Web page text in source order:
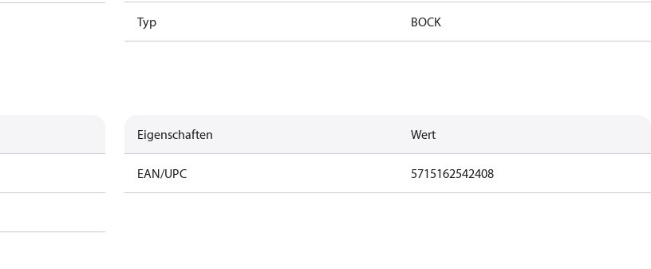
Typ BOCK
Eigenschaften Wert
EAN/UPC 5715162542408